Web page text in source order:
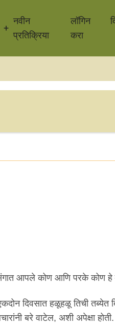
नवीन
प्रतिक्रिया
लॉगिन
करा
आपले कोण आणि परके कोण
दिवसात हळूहळू तिची तब्येत
बरे वाटेल, अशी अपेक्षा